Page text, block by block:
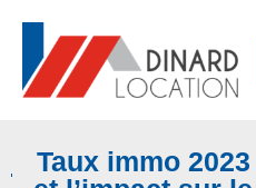
Taux immo